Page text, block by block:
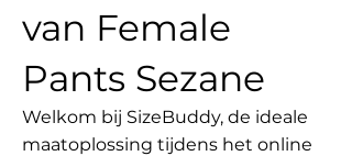
van Female
Pants Sezane
Welkom bij SizeBuddy, de ideale
maatoplossing tijdens het online